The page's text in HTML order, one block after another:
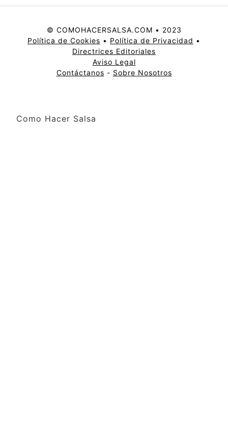
© COMOHACERSALSA.COM • 2023
Política de Cookies • Política de Privacidad •
Directrices Editoriales
Aviso Legal
Contáctanos - Sobre Nosotros
Como Hacer Salsa